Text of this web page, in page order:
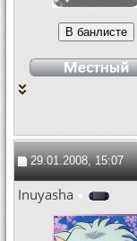
29.01.2008, 15:07
Inuyasha